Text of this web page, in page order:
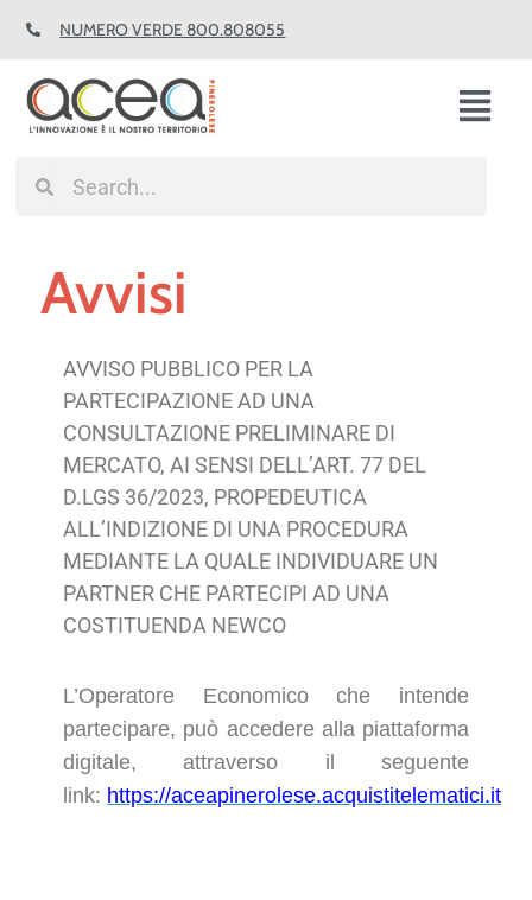
NUMERO VERDE 800.808055
Avvisi
AVVISO PUBBLICO PER LA
PARTECIPAZIONE AD UNA
CONSULTAZIONE PRELIMINARE DI
MERCATO, AI SENSI DELL’ART. 77 DEL
D.LGS 36/2023, PROPEDEUTICA
ALL’INDIZIONE DI UNA PROCEDURA
MEDIANTE LA QUALE INDIVIDUARE UN
PARTNER CHE PARTECIPI AD UNA
COSTITUENDA NEWCO
L’Operatore Economico che intende
partecipare, può accedere alla piattaforma
digitale, attraverso il seguente
link: https://aceapinerolese.acquistitelematici.it